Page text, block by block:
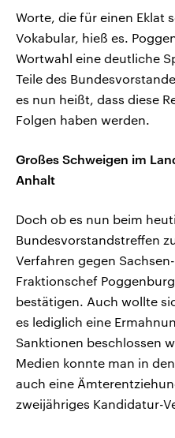
Worte, die für einen Eklat
Vokabular, hieß es.
Wortwahl eine deutliche
Teile des
es nun heißt, dass diese
Folgen haben werden.
Großes Schweigen im
Anhalt
Doch ob es nun beim
Bundesvorstandstreffen
Verfahren gegen
Fraktionschef
bestätigen. Auch wollte
es lediglich eine
Sanktionen beschlossen
Medien konnte man in
auch eine
zweijähriges Kandidatur-